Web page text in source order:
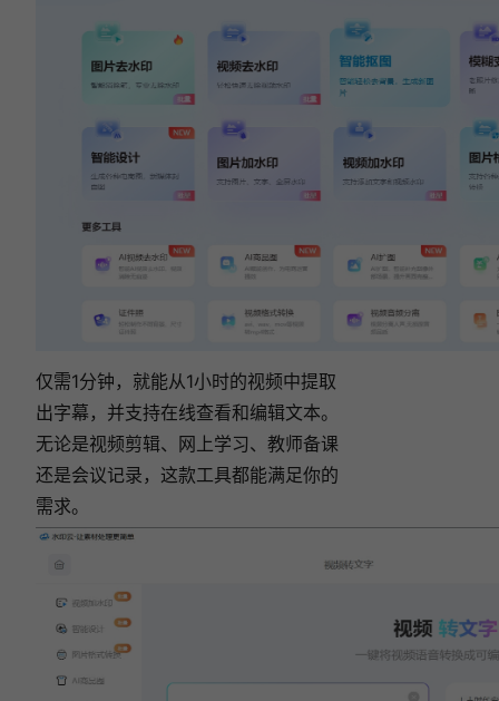
仅需1分钟，就能从1小时的视频中提取
出字幕，并支持在线查看和编辑文本。
无论是视频剪辑、网上学习、教师备课
还是会议记录，这款工具都能满足你的
需求。
2026 年实测 7 款好用的免费视频转文字工具推
视频怎么转成文字？2026 年最实用的 6 款视频
如何把视频语音转字幕？2026实测5款字幕提
取软件，告别手动麻烦！